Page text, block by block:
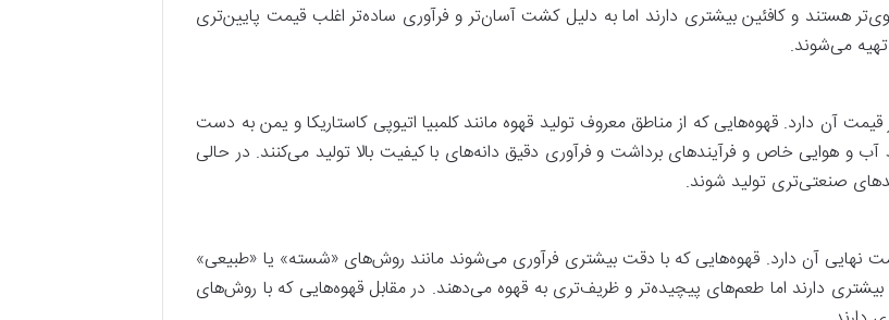
هستند و کافئین بیشتری دارند اما به دلیل کشت آسان‌تر و فرآوری ساده‌تر اغلب قیمت پایین‌تری
تهیه می‌شوند.
آن دارد. قهوه‌هایی که از مناطق معروف تولید قهوه مانند کلمبیا اتیوپی کاستاریکا و یمن به دست
و هوایی خاص و فرآیندهای برداشت و فرآوری دقیق دانه‌های با کیفیت بالا تولید می‌کنند. در حالی
صنعتی‌تری تولید شوند.
نهایی آن دارد. قهوه‌هایی که با دقت بیشتری فرآوری می‌شوند مانند روش‌های «شسته» یا «طبیعی»
بیشتری دارند اما طعم‌های پیچیده‌تر و ظریف‌تری به قهوه می‌دهند. در مقابل قهوه‌هایی که با روش‌های